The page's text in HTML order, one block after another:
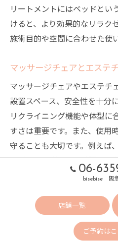
リートメントにはベッドとい
けると、より効果的なリラク
施術目的や空間に合わせた使
マッサージチェアとエステ
マッサージチェアやエステチ
設置スペース、安全性を十分
リクライニング機能や体型に
すさは重要です。また、使用
守ることも大切です。例えば
限がないか説明書で確認し、
することが安心です。長期的
ナンスのしやすさもチェック
エステの癒しを活かすチェ
エステの癒しを最大限に活か
06-
bisebise 阪
店舗一覧
ご予約は